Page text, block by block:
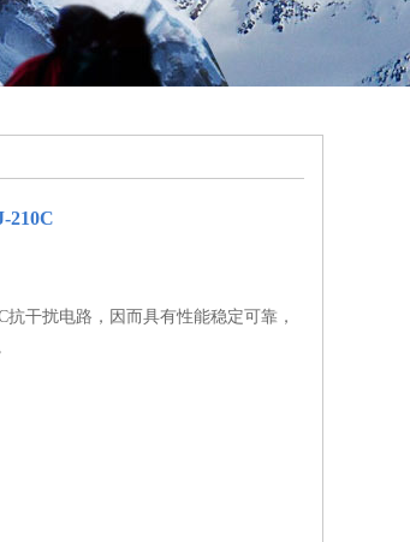
210C
抗干扰电路，因而具有性能稳定可靠，